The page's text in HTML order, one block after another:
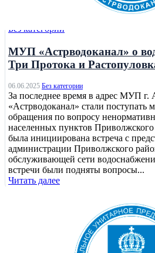
Без категории
МУП «Астрводоканал» о
Три Протока и
06.06.2025 Без категории
За последнее время в адрес МУП г.
«Астрводоканал» стали поступать
обращения по вопросу
населенных пунктов
была инициирована встреча с
администрации Приволжского
обслуживающей сети
встречи были подняты вопросы...
Читать далее